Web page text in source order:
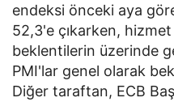
endeksi önceki aya
52,3'e çıkarken,
beklentilerin üzerinde
PMI'lar genel olarak
Diğer taraftan, ECB